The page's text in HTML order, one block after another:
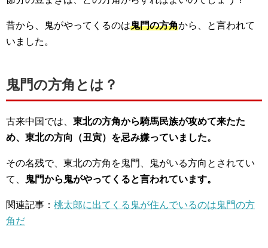
昔から、鬼がやってくるのは鬼門の方角から、と言われて
いました。
鬼門の方角とは？
古来中国では、 東北の方角から騎馬民族が攻めて来たた
め、東北の方向（丑寅）を忌み嫌っていました。
その名残で、東北の方角を鬼門、鬼がいる方向とされてい
て、
鬼門から鬼がやってくると言われています。
関連記事： 桃太郎に出てくる鬼が住んでいるのは鬼門の方
角だ